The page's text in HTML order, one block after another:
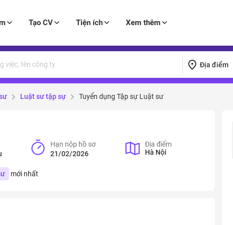
Tạo CV Tiện ích Xem thêm
Địa điểm
Luật sư tập sự Tuyển dụng Tập sự Luật sư
Hạn nộp hồ sơ
21/02/2026
Địa điểm
Hà Nội
mới nhất